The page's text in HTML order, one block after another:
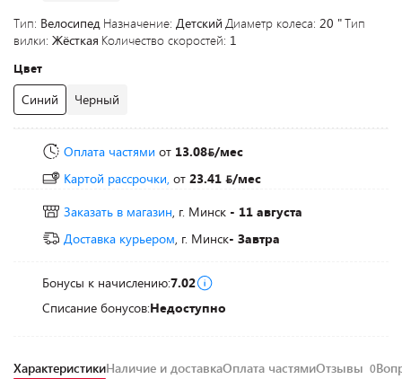
Тип: Велосипед Назначение: Детский Диаметр колеса: 20 "Тип
вилки: Жёсткая Количество скоростей: 1
Цвет
Синий Черный
Оплата частями от 13.08 /мес
Картой рассрочки, от 23.41
/мес
Заказать в магазин, г. Минск - 11 августа
Доставка курьером, г. Минск- Завтра
Бонусы к начислению:7.02
Списание бонусов:Недоступно
ХарактеристикиНаличие и доставкаОплата частямиОтзывы 0